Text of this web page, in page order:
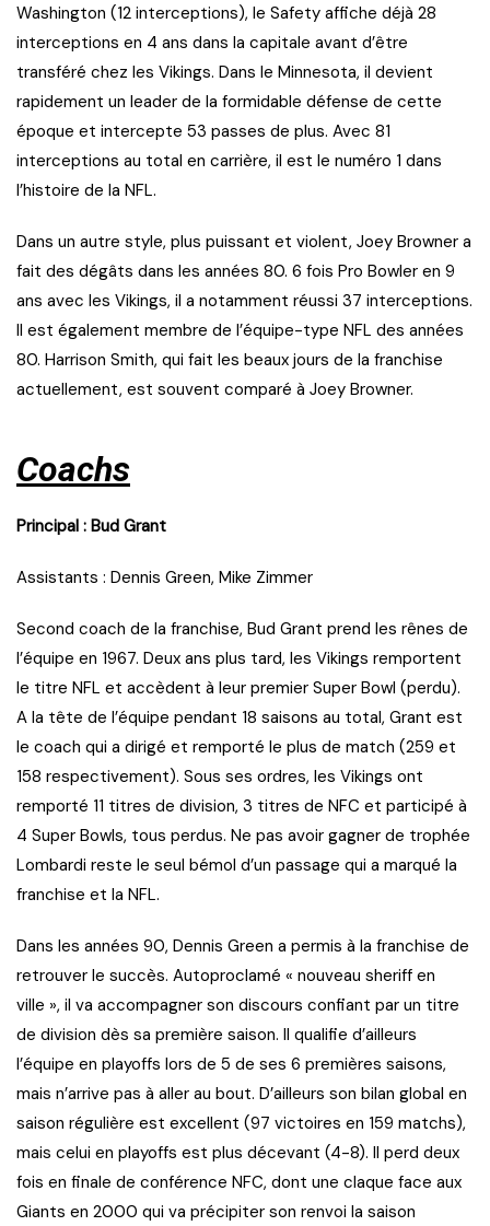
Washington (12 interceptions), le Safety affiche déjà 28
interceptions en 4 ans dans la capitale avant d’être
transféré chez les Vikings. Dans le Minnesota, il devient
rapidement un leader de la formidable défense de cette
époque et intercepte 53 passes de plus. Avec 81
interceptions au total en carrière, il est le numéro 1 dans
l’histoire de la NFL.
Dans un autre style, plus puissant et violent, Joey Browner a
fait des dégâts dans les années 80. 6 fois Pro Bowler en 9
ans avec les Vikings, il a notamment réussi 37 interceptions.
Il est également membre de l’équipe-type NFL des années
80. Harrison Smith, qui fait les beaux jours de la franchise
actuellement, est souvent comparé à Joey Browner.
Coachs
Principal : Bud Grant
Assistants : Dennis Green, Mike Zimmer
Second coach de la franchise, Bud Grant prend les rênes de
l’équipe en 1967. Deux ans plus tard, les Vikings remportent
le titre NFL et accèdent à leur premier Super Bowl (perdu).
A la tête de l’équipe pendant 18 saisons au total, Grant est
le coach qui a dirigé et remporté le plus de match (259 et
158 respectivement). Sous ses ordres, les Vikings ont
remporté 11 titres de division, 3 titres de NFC et participé à
4 Super Bowls, tous perdus. Ne pas avoir gagner de trophée
Lombardi reste le seul bémol d’un passage qui a marqué la
franchise et la NFL.
Dans les années 90, Dennis Green a permis à la franchise de
retrouver le succès. Autoproclamé « nouveau sheriff en
ville », il va accompagner son discours confiant par un titre
de division dès sa première saison. Il qualifie d’ailleurs
l’équipe en playoffs lors de 5 de ses 6 premières saisons,
mais n’arrive pas à aller au bout. D’ailleurs son bilan global en
saison régulière est excellent (97 victoires en 159 matchs),
mais celui en playoffs est plus décevant (4-8). Il perd deux
fois en finale de conférence NFC, dont une claque face aux
Giants en 2000 qui va précipiter son renvoi la saison